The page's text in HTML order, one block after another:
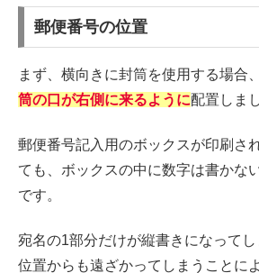
郵便番号の位置
まず、横向きに封筒を使用する場合、
筒の口が右側に来るように配置しま
郵便番号記入用のボックスが印刷さ
ても、ボックスの中に数字は書かな
です。
宛名の1部分だけが縦書きになって
位置からも遠ざかってしまうことに